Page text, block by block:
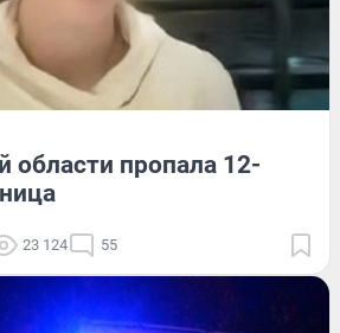
области пропала 12-
23 124 55